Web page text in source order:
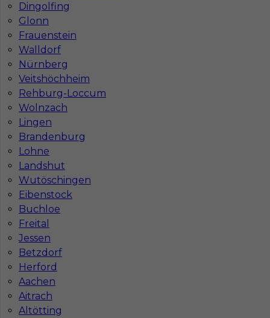
Dingolfing
Glonn
Frauenstein
Walldorf
Nürnberg
Veitshöchheim
Rehburg-Loccum
Wolnzach
Lingen
Brandenburg
Lohne
Landshut
Wutöschingen
Eibenstock
Buchloe
Freital
Jessen
Betzdorf
Herford
Aachen
Aitrach
Altötting
Płytkarz / Glazurnik - praca za granicą
Kategoria Prace wykończeniowe
Płytkarz
Lokalizacja Niemcy
Wymagane języki
Stawka 20 - 22 € / h